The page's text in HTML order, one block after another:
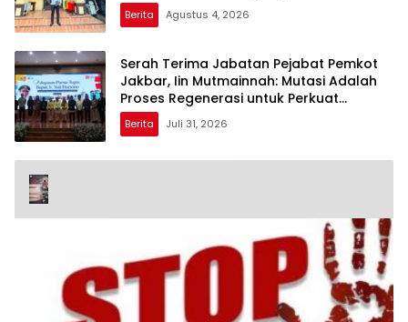
Berita Agustus 4, 2026
Serah Terima Jabatan Pejabat Pemkot
Jakbar, Iin Mutmainnah: Mutasi Adalah
Proses Regenerasi untuk Perkuat
Pelayanan Publik
Berita Juli 31, 2026